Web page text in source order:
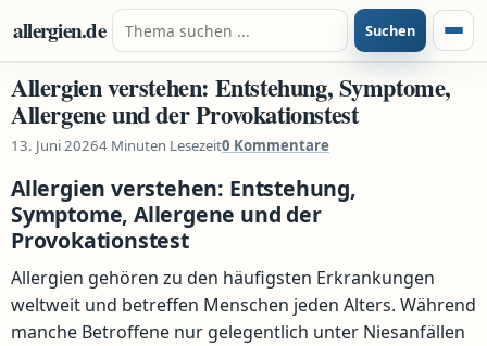
Zum Inhalt springen
allergien.de Suche nach: Suchen
Allergien verstehen: Entstehung, Symptome,
Allergene und der Provokationstest
13. Juni 20264 Minuten Lesezeit0 Kommentare
Allergien verstehen: Entstehung,
Symptome, Allergene und der
Provokationstest
Allergien gehören zu den häufigsten Erkrankungen
weltweit und betreffen Menschen jeden Alters. Während
manche Betroffene nur gelegentlich unter Niesanfällen